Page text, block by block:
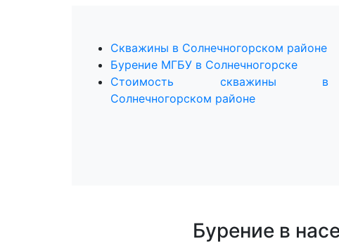
Скважины в Солнечногорском районе
Бурение МГБУ в Солнечногорске
Стоимость скважины в
Солнечногорском районе
Бурение в